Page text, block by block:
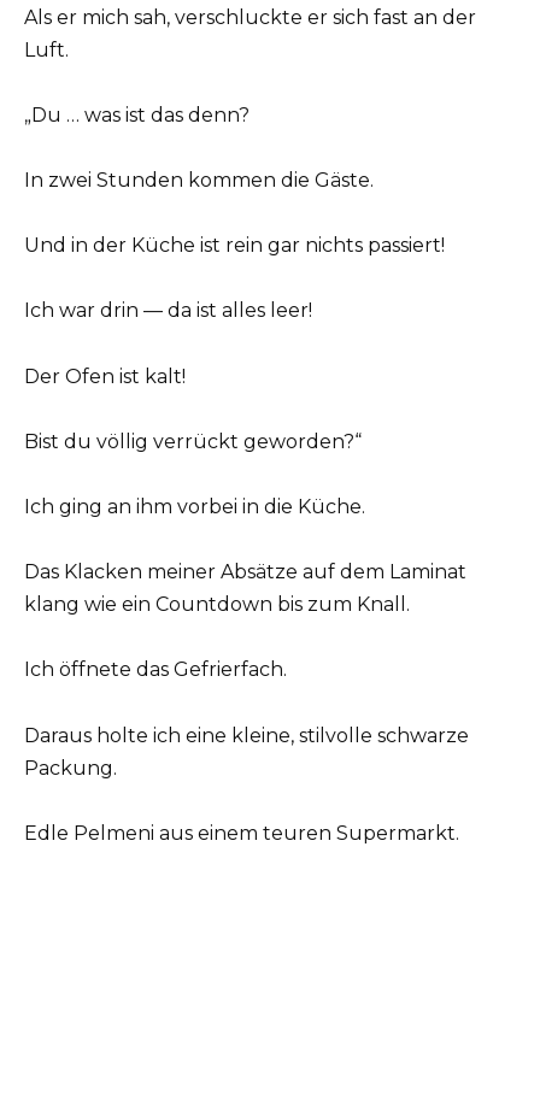
Als er mich sah, verschluckte er sich fast an der
Luft.
„Du … was ist das denn?
In zwei Stunden kommen die Gäste.
Und in der Küche ist rein gar nichts passiert!
Ich war drin — da ist alles leer!
Der Ofen ist kalt!
Bist du völlig verrückt geworden?“
Ich ging an ihm vorbei in die Küche.
Das Klacken meiner Absätze auf dem Laminat
klang wie ein Countdown bis zum Knall.
Ich öffnete das Gefrierfach.
Daraus holte ich eine kleine, stilvolle schwarze
Packung.
Edle Pelmeni aus einem teuren Supermarkt.